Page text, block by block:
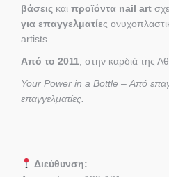
βάσεις και προϊόντα nail art
για επαγγελματίες
artists.
Από το 2011 , στην καρδιά της
Your Power in a Bottle – Από
επαγγελματίες.
Διεύθυνση: